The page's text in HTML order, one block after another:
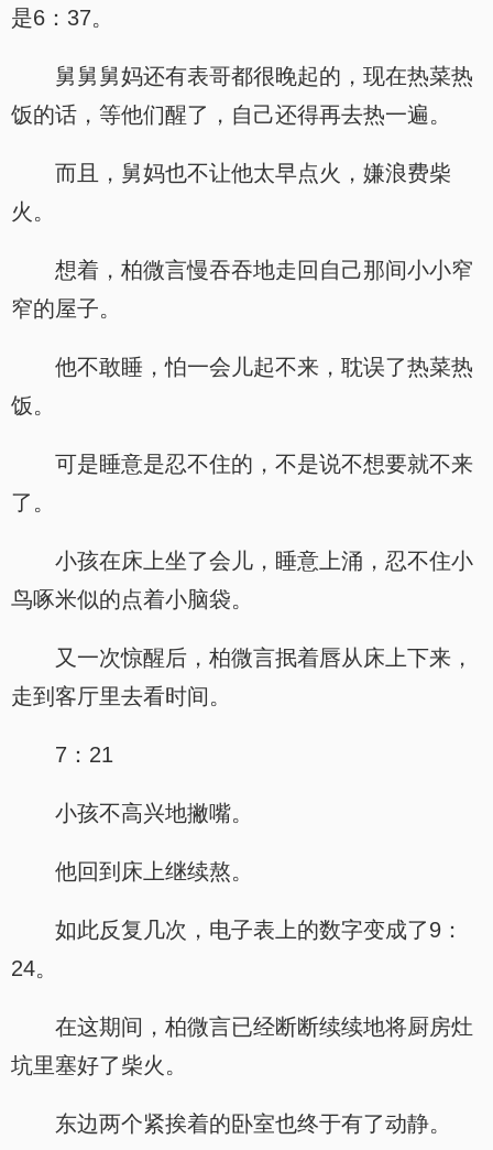
是6：37。
舅舅舅妈还有表哥都很晚起的，现在热菜热
饭的话，等他们醒了，自己还得再去热一遍。
而且，舅妈也不让他太早点火，嫌浪费柴
火。
想着，柏微言慢吞吞地走回自己那间小小窄
窄的屋子。
他不敢睡，怕一会儿起不来，耽误了热菜热
饭。
可是睡意是忍不住的，不是说不想要就不来
了。
小孩在床上坐了会儿，睡意上涌，忍不住小
鸟啄米似的点着小脑袋。
又一次惊醒后，柏微言抿着唇从床上下来，
走到客厅里去看时间。
7：21
小孩不高兴地撇嘴。
他回到床上继续熬。
如此反复几次，电子表上的数字变成了9：
24。
在这期间，柏微言已经断断续续地将厨房灶
坑里塞好了柴火。
东边两个紧挨着的卧室也终于有了动静。